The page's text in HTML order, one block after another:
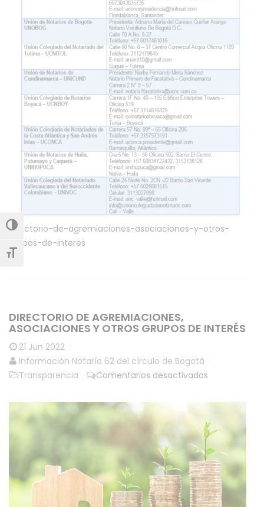
Alternar alto contraste
Alternar tamaño de letra
directorio-de-agremiaciones-asociaciones-y-otros-
grupos-de-interes
DIRECTORIO DE AGREMIACIONES,
ASOCIACIONES Y OTROS GRUPOS DE INTERÉS
21 Jun 2022
Información Notaría 62 del círculo de Bogotá
Transparencia
Comentarios desactivados
de
asociaciones
y
otros
grupos
de
interés